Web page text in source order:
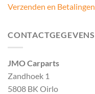
Verzenden en Betalingen
CONTACTGEGEVENS
JMO Carparts
Zandhoek 1
5808 BK Oirlo